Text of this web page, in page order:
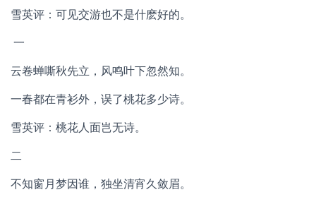
雪英评：可见交游也不是什麽好的。
一
云卷蝉嘶秋先立，风鸣叶下忽然知。
一春都在青衫外，误了桃花多少诗。
雪英评：桃花人面岂无诗。
二
不知窗月梦因谁，独坐清宵久敛眉。